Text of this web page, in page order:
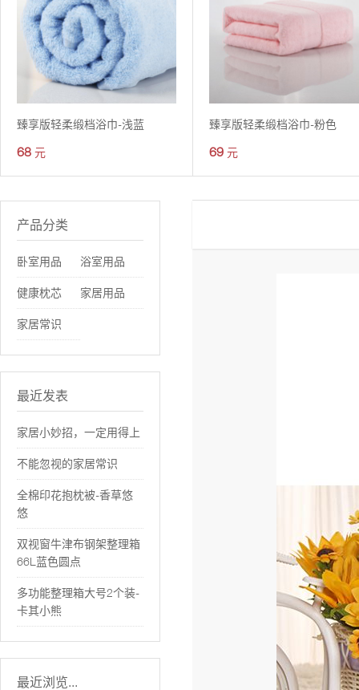
臻享版轻柔缎档浴巾-浅蓝
68 元
臻享版轻柔缎档浴巾-粉色
69 元
产品分类
卧室用品 浴室用品
健康枕芯 家居用品
家居常识
最近发表
家居小妙招，一定用得上
不能忽视的家居常识
全棉印花抱枕被-香草悠
悠
双视窗牛津布钢架整理箱
66L蓝色圆点
多功能整理箱大号2个装-
卡其小熊
最近浏览...